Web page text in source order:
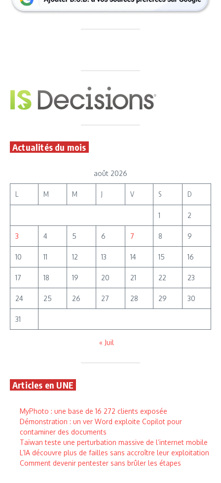
Actualités du mois
août 2026
L M M J V S D
1 2
3 4 5 6 7 8 9
10 11 12 13 14 15 16
17 18 19 20 21 22 23
24 25 26 27 28 29 30
31
« Juil
Articles en UNE
MyPhoto : une base de 16 272 clients exposée
Démonstration : un ver Word exploite Copilot pour
contaminer des documents
Taïwan teste une perturbation massive de l’internet mobile
L’IA découvre plus de failles sans accroître leur exploitation
Comment devenir pentester sans brûler les étapes